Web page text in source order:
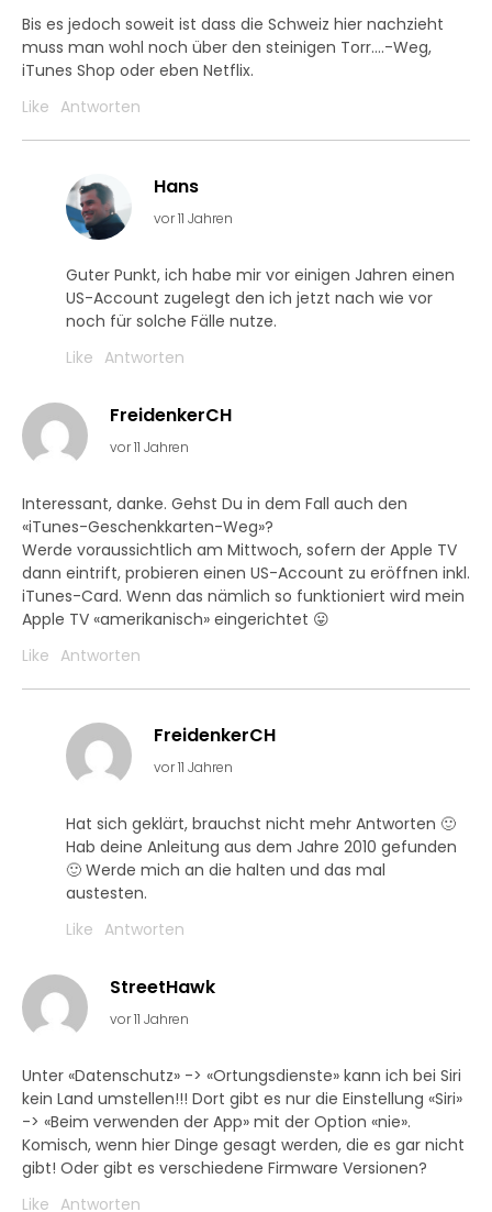
Bis es jedoch soweit ist dass die Schweiz hier nachzieht
muss man wohl noch über den steinigen Torr….-Weg,
iTunes Shop oder eben Netflix.
Like Antworten
Hans
vor 11 Jahren
Guter Punkt, ich habe mir vor einigen Jahren einen
US-Account zugelegt den ich jetzt nach wie vor
noch für solche Fälle nutze.
Like Antworten
FreidenkerCH
vor 11 Jahren
Interessant, danke. Gehst Du in dem Fall auch den
«iTunes-Geschenkkarten-Weg»?
Werde voraussichtlich am Mittwoch, sofern der Apple TV
dann eintrift, probieren einen US-Account zu eröffnen inkl.
iTunes-Card. Wenn das nämlich so funktioniert wird mein
Apple TV «amerikanisch» eingerichtet 😛
Like Antworten
FreidenkerCH
vor 11 Jahren
Hat sich geklärt, brauchst nicht mehr Antworten 🙂
Hab deine Anleitung aus dem Jahre 2010 gefunden
🙂 Werde mich an die halten und das mal
austesten.
Like Antworten
StreetHawk
vor 11 Jahren
Unter «Datenschutz» -> «Ortungsdienste» kann ich bei Siri
kein Land umstellen!!! Dort gibt es nur die Einstellung «Siri»
-> «Beim verwenden der App» mit der Option «nie».
Komisch, wenn hier Dinge gesagt werden, die es gar nicht
gibt! Oder gibt es verschiedene Firmware Versionen?
Like Antworten